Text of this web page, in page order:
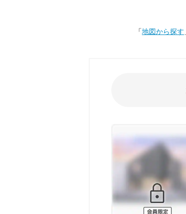
「地図から探す